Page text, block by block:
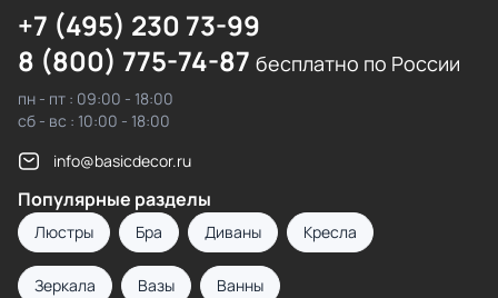
+7 (495) 230 73-99
8 (800) 775-74-87 бесплатно по России
пн - пт : 09:00 - 18:00
сб - вс : 10:00 - 18:00
info@basicdecor.ru
Популярные разделы
Люстры Бра Диваны Кресла
Зеркала Вазы Ванны